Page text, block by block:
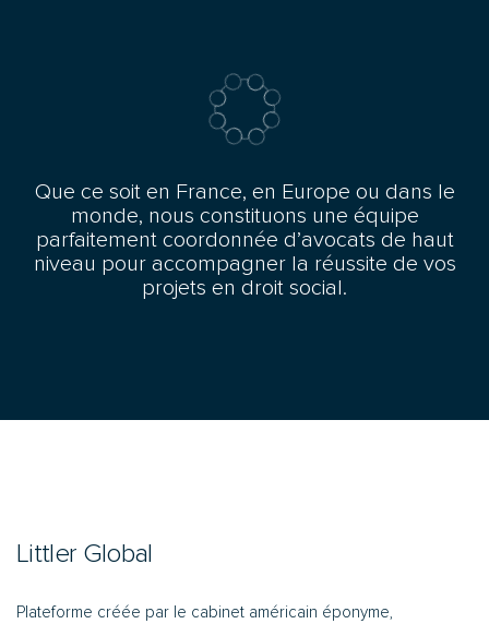
Que ce soit en France, en Europe ou dans le
monde, nous constituons une équipe
parfaitement coordonnée d’avocats de haut
niveau pour accompagner la réussite de vos
projets en droit social.
Littler Global
Plateforme créée par le cabinet américain éponyme,